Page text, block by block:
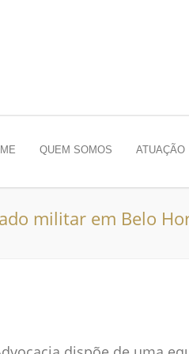
QUEM SOMOS ATUAÇÃO
militar em Belo